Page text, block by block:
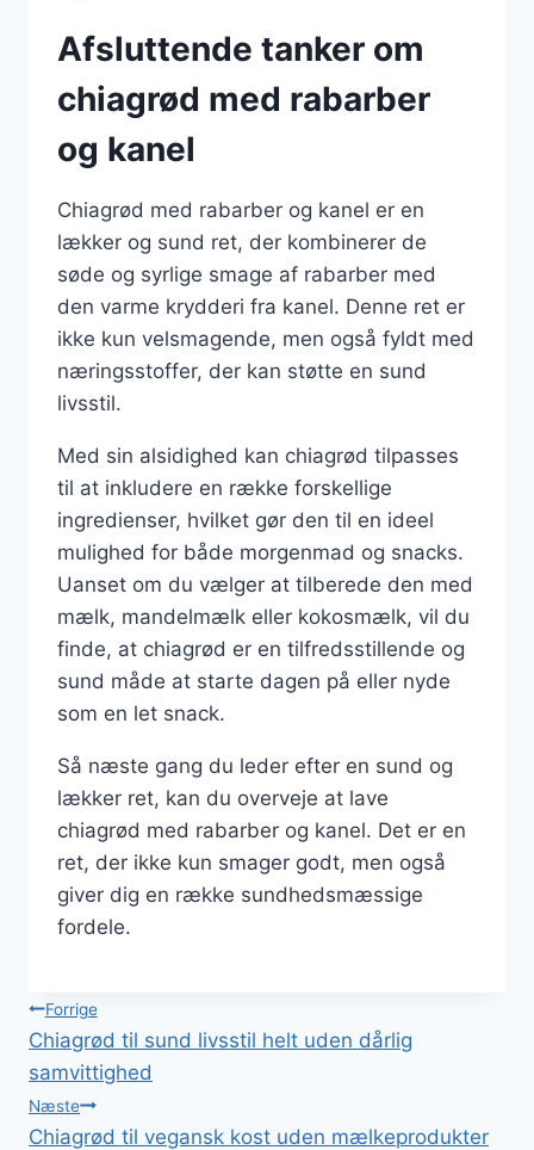
Afsluttende tanker om
chiagrød med rabarber
og kanel
Chiagrød med rabarber og kanel er en
lækker og sund ret, der kombinerer de
søde og syrlige smage af rabarber med
den varme krydderi fra kanel. Denne ret er
ikke kun velsmagende, men også fyldt med
næringsstoffer, der kan støtte en sund
livsstil.
Med sin alsidighed kan chiagrød tilpasses
til at inkludere en række forskellige
ingredienser, hvilket gør den til en ideel
mulighed for både morgenmad og snacks.
Uanset om du vælger at tilberede den med
mælk, mandelmælk eller kokosmælk, vil du
finde, at chiagrød er en tilfredsstillende og
sund måde at starte dagen på eller nyde
som en let snack.
Så næste gang du leder efter en sund og
lækker ret, kan du overveje at lave
chiagrød med rabarber og kanel. Det er en
ret, der ikke kun smager godt, men også
giver dig en række sundhedsmæssige
fordele.
Indlægsnavigation
Forrige
Chiagrød til sund livsstil helt uden dårlig
samvittighed
Næste
Chiagrød til vegansk kost uden mælkeprodukter